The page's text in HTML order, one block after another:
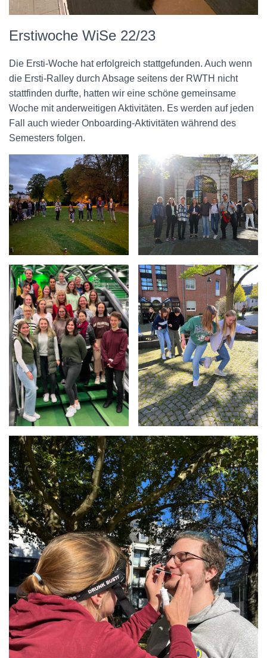
Erstiwoche WiSe 22/23
Die Ersti-Woche hat erfolgreich stattgefunden. Auch wenn
die Ersti-Ralley durch Absage seitens der RWTH nicht
stattfinden durfte, hatten wir eine schöne gemeinsame
Woche mit anderweitigen Aktivitäten. Es werden auf jeden
Fall auch wieder Onboarding-Aktivitäten während des
Semesters folgen.